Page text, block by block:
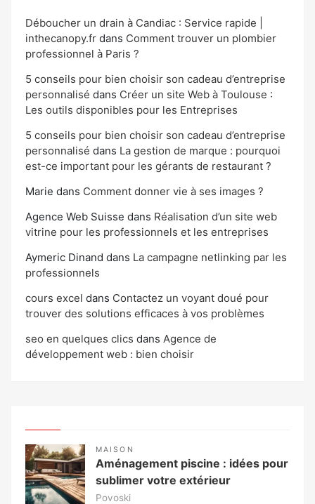
Déboucher un drain à Candiac : Service rapide |
inthecanopy.fr dans Comment trouver un plombier
professionnel à Paris ?
5 conseils pour bien choisir son cadeau d’entreprise
personnalisé dans Créer un site Web à Toulouse :
Les outils disponibles pour les Entreprises
5 conseils pour bien choisir son cadeau d’entreprise
personnalisé dans La gestion de marque : pourquoi
est-ce important pour les gérants de restaurant ?
Marie dans Comment donner vie à ses images ?
Agence Web Suisse dans Réalisation d’un site web
vitrine pour les professionnels et les entreprises
Aymeric Dinand dans La campagne netlinking par les
professionnels
cours excel dans Contactez un voyant doué pour
trouver des solutions efficaces à vos problèmes
seo en quelques clics dans Agence de
développement web : bien choisir
MAISON
Aménagement piscine : idées pour
sublimer votre extérieur
Povoski